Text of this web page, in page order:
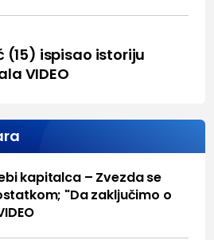
(15) ispisao istoriju
VIDEO
kapitalca – Zvezda se
"Da zaključimo o